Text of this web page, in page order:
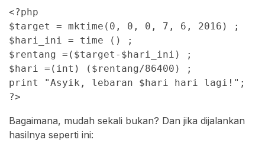
<?php
$target = mktime(0, 0, 0, 7, 6, 2016) ;
$hari_ini = time () ;
$rentang =($target-$hari_ini) ;
$hari =(int) ($rentang/86400) ;
print "Asyik, lebaran $hari hari lagi!";
?>
Bagaimana, mudah sekali bukan? Dan jika dijalankan
hasilnya seperti ini: